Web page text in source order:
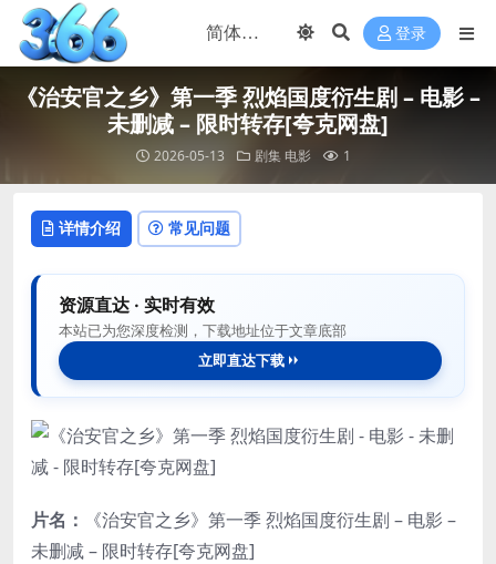
登录
《治安官之乡》第一季 烈焰国度衍生剧 – 电影 –
未删减 – 限时转存[夸克网盘]
2026-05-13 剧集 电影 1
详情介绍 常见问题
资源直达 · 实时有效
本站已为您深度检测，下载地址位于文章底部
立即直达下载
片名：
《治安官之乡》第一季 烈焰国度衍生剧 – 电影 –
未删减 – 限时转存[夸克网盘]